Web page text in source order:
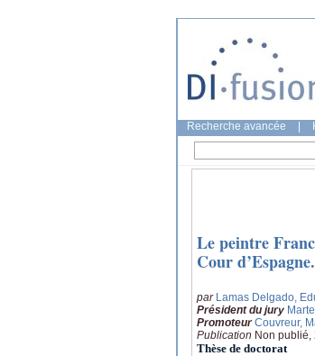
Recherche avancée
Le peintre
Cour
par Lamas Delgado,
Président du jury
Promoteur Couvreur,
Publication Non publié,
Thèse de doctorat